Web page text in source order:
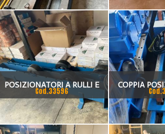
TON
POSIZIONATORI A RULLI E
MOTORIZZATI
Cod.33596
COPPIA
RULLI FOLLE